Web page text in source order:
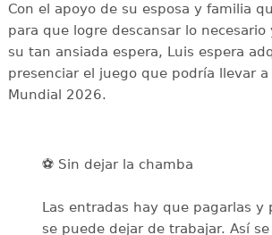
Con el apoyo de su esposa y familia
para que logre descansar lo necesario
su tan ansiada espera, Luis espera
presenciar el juego que podría llevar a
Mundial 2026.
⚽ Sin dejar la chamba
Las entradas hay que pagarlas y
se puede dejar de trabajar. Así